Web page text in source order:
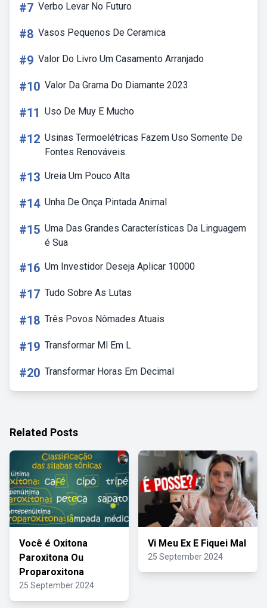
#7 Verbo Levar No Futuro
#8 Vasos Pequenos De Ceramica
#9 Valor Do Livro Um Casamento Arranjado
#10 Valor Da Grama Do Diamante 2023
#11 Uso De Muy E Mucho
#12 Usinas Termoelétricas Fazem Uso Somente De
Fontes Renováveis.
#13 Ureia Um Pouco Alta
#14 Unha De Onça Pintada Animal
#15 Uma Das Grandes Características Da Linguagem
é Sua
#16 Um Investidor Deseja Aplicar 10000
#17 Tudo Sobre As Lutas
#18 Três Povos Nômades Atuais
#19 Transformar Ml Em L
#20 Transformar Horas Em Decimal
Related Posts
Você é Oxitona
Paroxitona Ou
Proparoxitona
25 September 2024
Vi Meu Ex E Fiquei Mal
25 September 2024